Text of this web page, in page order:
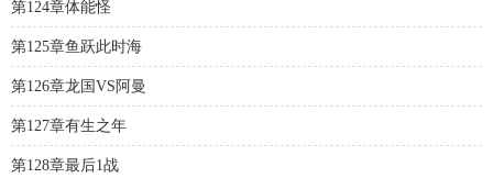
第124章体能怪
第125章鱼跃此时海
第126章龙国VS阿曼
第127章有生之年
第128章最后1战